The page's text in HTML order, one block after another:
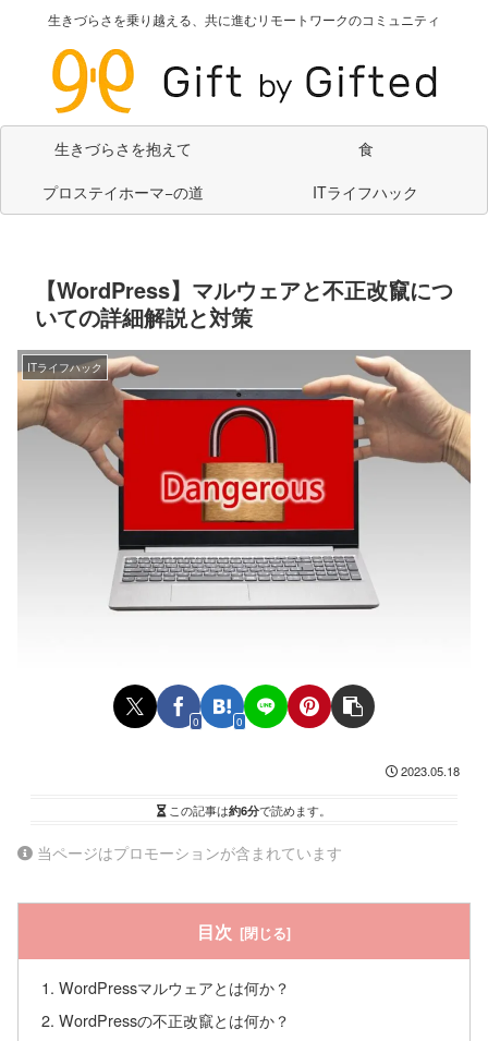
生きづらさを乗り越える、共に進むリモートワークのコミュニティ
生きづらさを抱えて
食
プロステイホーマ−の道
ITライフハック
【WordPress】マルウェアと不正改竄につ
いての詳細解説と対策
ITライフハック
0 0
2023.05.18
この記事は約6分で読めます。
当ページはプロモーションが含まれています
目次
WordPressマルウェアとは何か？
WordPressの不正改竄とは何か？